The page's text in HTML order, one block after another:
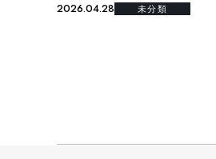
2026.04.28 未分類